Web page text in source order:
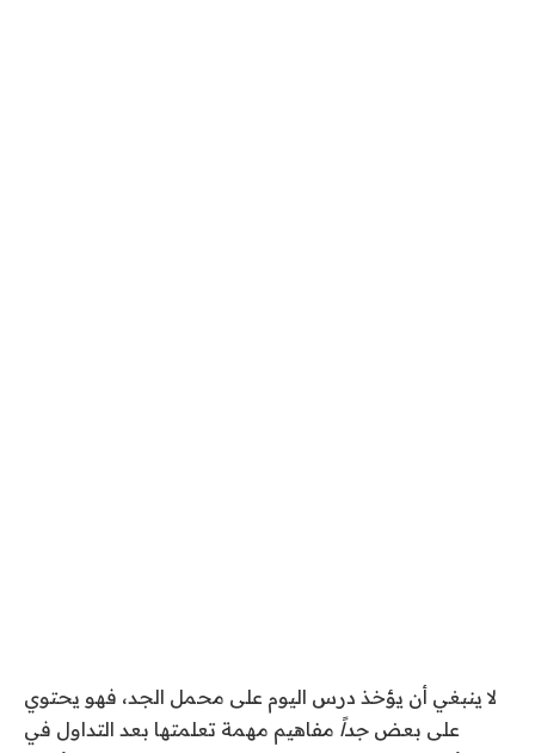
لا ينبغي أن يؤخذ درس اليوم على محمل الجد، فهو يحتوي
على بعض جداً مفاهيم مهمة تعلمتها بعد التداول في